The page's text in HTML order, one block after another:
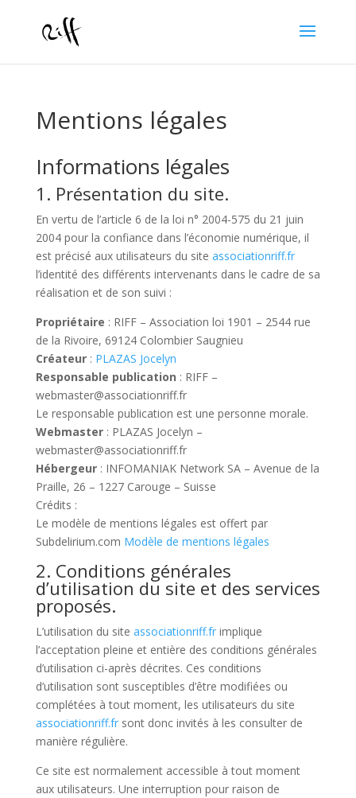
Mentions légales
Informations légales
1. Présentation du site.
En vertu de l’article 6 de la loi n° 2004-575 du 21 juin
2004 pour la confiance dans l’économie numérique, il
est précisé aux utilisateurs du site associationriff.fr
l’identité des différents intervenants dans le cadre de sa
réalisation et de son suivi :
Propriétaire : RIFF – Association loi 1901 – 2544 rue
de la Rivoire, 69124 Colombier Saugnieu
Créateur: PLAZAS Jocelyn
Responsable publication : RIFF –
webmaster@associationriff.fr
Le responsable publication est une personne morale.
Webmaster: PLAZAS Jocelyn –
webmaster@associationriff.fr
Hébergeur: INFOMANIAK Network SA – Avenue de la
Praille, 26 – 1227 Carouge – Suisse
Crédits :
Le modèle de mentions légales est offert par
Subdelirium.com Modèle de mentions légales
2. Conditions générales
d’utilisation du site et des services
proposés.
L’utilisation du site associationriff.frimplique
l’acceptation pleine et entière des conditions générales
d’utilisation ci-après décrites. Ces conditions
d’utilisation sont susceptibles d’être modifiées ou
complétées à tout moment, les utilisateurs du site
associationriff.frsont donc invités à les consulter de
manière régulière.
Ce site est normalement accessible à tout moment
aux utilisateurs. Une interruption pour raison de